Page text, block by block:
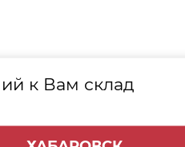
к Вам склад